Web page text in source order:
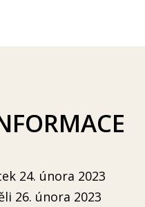
24. února 2023
26. února 2023